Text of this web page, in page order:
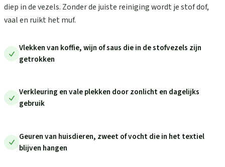
diep in de vezels. Zonder de juiste reiniging wordt je stof dof,
vaal en ruikt het muf.
Vlekken van koffie, wijn of saus die in de stofvezels zijn
getrokken
Verkleuring en vale plekken door zonlicht en dagelijks
gebruik
Geuren van huisdieren, zweet of vocht die in het textiel
blijven hangen